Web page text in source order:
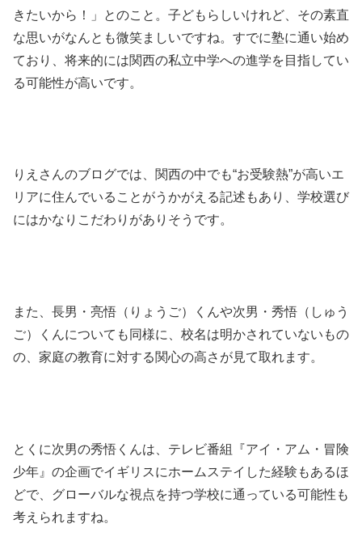
きたいから！」とのこと。子どもらしいけれど、その素直
な思いがなんとも微笑ましいですね。すでに塾に通い始め
ており、将来的には関西の私立中学への進学を目指してい
る可能性が高いです。
りえさんのブログでは、関西の中でも“お受験熱”が高いエ
リアに住んでいることがうかがえる記述もあり、学校選び
にはかなりこだわりがありそうです。
また、長男・亮悟（りょうご）くんや次男・秀悟（しゅう
ご）くんについても同様に、校名は明かされていないもの
の、家庭の教育に対する関心の高さが見て取れます。
とくに次男の秀悟くんは、テレビ番組『アイ・アム・冒険
少年』の企画でイギリスにホームステイした経験もあるほ
どで、グローバルな視点を持つ学校に通っている可能性も
考えられますね。